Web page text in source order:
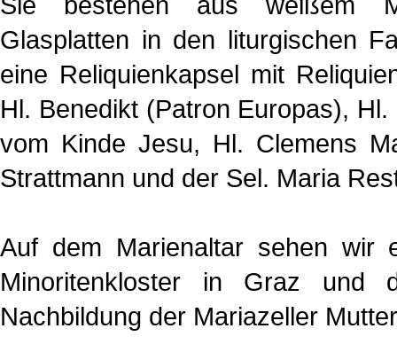
Glasplatten in den liturgischen
eine Reliquienkapsel mit
Hl. Benedikt (Patron Europas),
vom Kinde Jesu, Hl. Clemens
Strattmann und der Sel. Maria
Auf dem Marienaltar sehen wir
Minoritenkloster in Graz
Nachbildung der Mariazeller